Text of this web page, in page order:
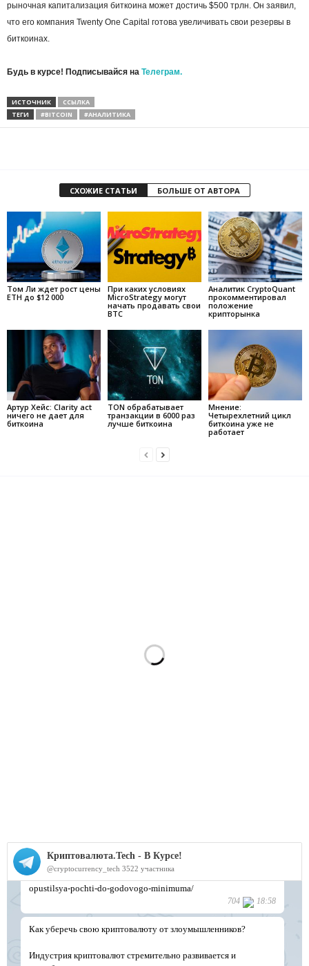
рыночная капитализация биткоина может достичь $500 трлн. Он заявил,
что его компания Twenty One Capital готова увеличивать свои резервы в
биткоинах.
Будь в курсе! Подписывайся на Телеграм.
ИСТОЧНИК
ССЫЛКА
ТЕГИ
#BITCOIN #АНАЛИТИКА
СХОЖИЕ СТАТЬИ БОЛЬШЕ ОТ АВТОРА
Том Ли ждет рост цены
ETH до $12 000
При каких условиях
MicroStrategy могут
начать продавать свои
BTC
Аналитик CryptoQuant
прокомментировал
положение
крипторынка
Артур Хейс: Clarity act
ничего не дает для
биткоина
TON обрабатывает
транзакции в 6000 раз
лучше биткоина
Мнение:
Четырехлетний цикл
биткоина уже не
работает